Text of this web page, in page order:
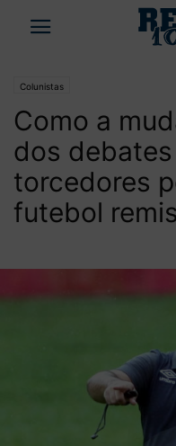
Colunistas
Como a
dos
torcedores
futebol